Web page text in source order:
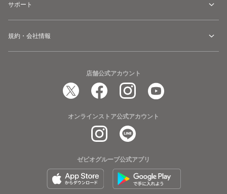
サポート
規約・会社情報
店舗公式アカウント
オンラインストア公式アカウント
ゼビオグループ公式アプリ